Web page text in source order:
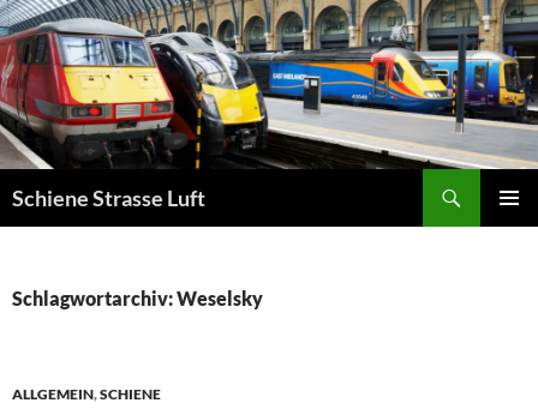
Zum
Inhalt
springen
Schiene Strasse Luft
Schlagwortarchiv: Weselsky
ALLGEMEIN,SCHIENE